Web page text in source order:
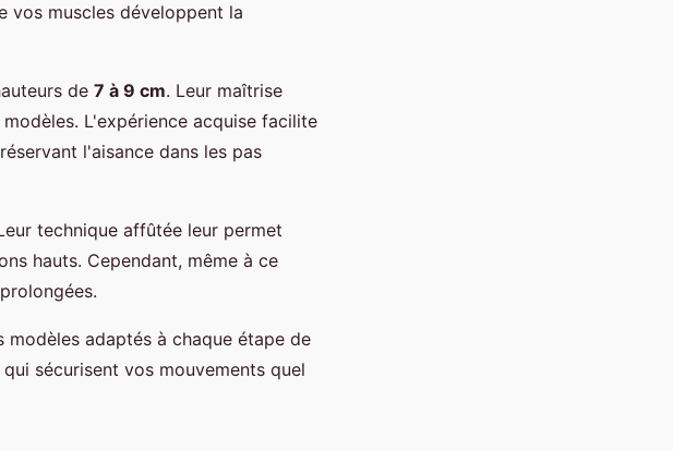
vos muscles développent la
de 7 à 9 cm. Leur maîtrise
L'expérience acquise facilite
l'aisance dans les pas
technique affûtée leur permet
hauts. Cependant, même à ce
adaptés à chaque étape de
sécurisent vos mouvements quel